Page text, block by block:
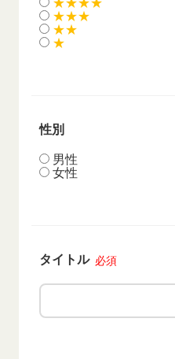
★★★
★★
★
性別
男性
女性
タイトル 必須